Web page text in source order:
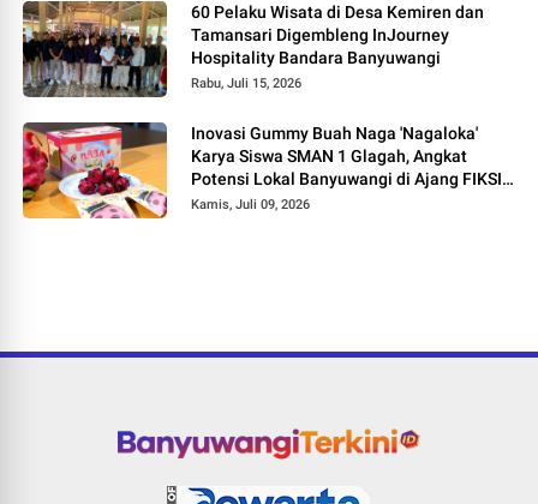
60 Pelaku Wisata di Desa Kemiren dan
Tamansari Digembleng InJourney
Hospitality Bandara Banyuwangi
Rabu, Juli 15, 2026
Inovasi Gummy Buah Naga 'Nagaloka'
Karya Siswa SMAN 1 Glagah, Angkat
Potensi Lokal Banyuwangi di Ajang FIKSI
2026
Kamis, Juli 09, 2026